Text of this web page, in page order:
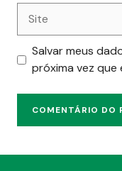
Salvar meus
próxima vez que